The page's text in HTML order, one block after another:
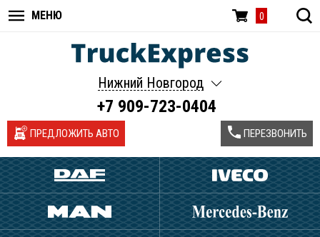
МЕНЮ 0
Нижний Новгород
+7 909-723-0404
ПРЕДЛОЖИТЬ АВТО